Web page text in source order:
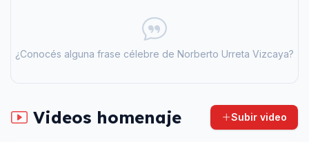
¿Conocés alguna frase célebre de Norberto Urreta Vizcaya?
Videos homenaje Subir video